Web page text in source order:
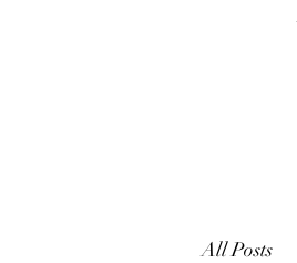
All Posts